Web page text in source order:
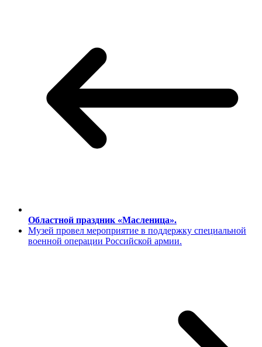
Областной праздник «Масленица».
Музей провел мероприятие в поддержку специальной
военной операции Российской армии.